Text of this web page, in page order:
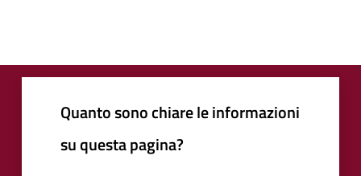
Quanto sono chiare le informazioni
su questa pagina?